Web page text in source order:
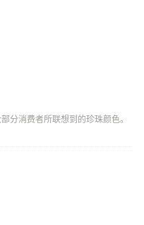
分消费者所联想到的珍珠颜色。